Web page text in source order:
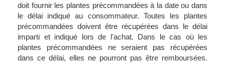
doit fournir les plantes précommandées à la date ou dans
le délai indiqué au consommateur. Toutes les plantes
précommandées doivent être récupérées dans le délai
imparti et indiqué lors de l'achat. Dans le cas où les
plantes précommandées ne seraient pas récupérées
dans ce délai, elles ne pourront pas être remboursées.